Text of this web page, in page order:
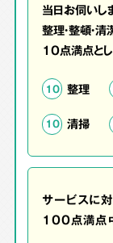
当日お伺いし
整理・整頓・
10点満点と
10 整理
10 清掃
サービスに
100点満点中